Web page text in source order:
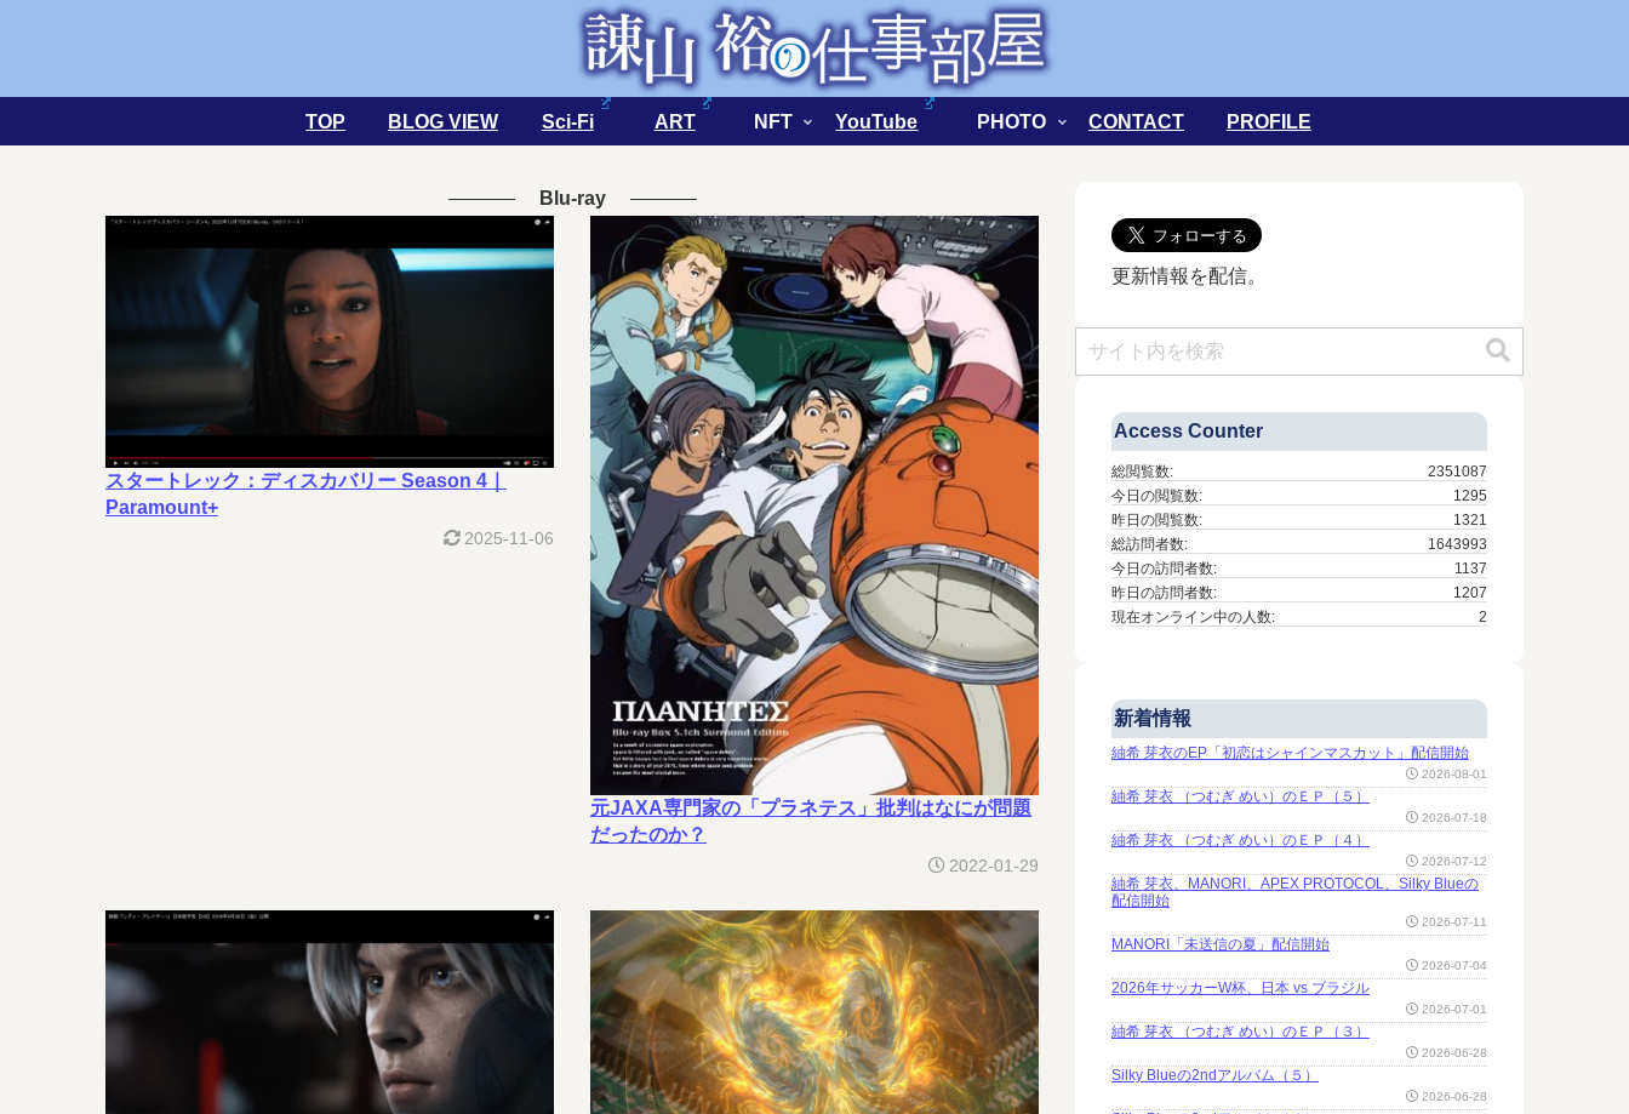
TOP BLOG VIEW Sci-Fi ART NFT YouTube PHOTO CONTACT PROFILE
Blu-ray
スタートレック：ディスカバリー Season 4｜
Paramount+
2025-11-06
元JAXA専門家の「プラネテス」批判はなにが問題
だったのか？
2022-01-29
更新情報を配信。
Access Counter
2351087
総閲覧数:
1295
今日の閲覧数:
1321
昨日の閲覧数:
1643993
総訪問者数:
1137
今日の訪問者数:
1207
昨日の訪問者数:
2
現在オンライン中の人数:
新着情報
紬希 芽衣のEP「初恋はシャインマスカット」配信開始
2026-08-01
紬希 芽衣 （つむぎ めい）のＥＰ（５）
2026-07-18
紬希 芽衣 （つむぎ めい）のＥＰ（４）
2026-07-12
紬希 芽衣、MANORI、APEX PROTOCOL、Silky Blueの
配信開始
2026-07-11
MANORI「未送信の夏」配信開始
2026-07-04
2026年サッカーW杯、日本 vs ブラジル
2026-07-01
紬希 芽衣 （つむぎ めい）のＥＰ（３）
2026-06-28
Silky Blueの2ndアルバム（５）
2026-06-28